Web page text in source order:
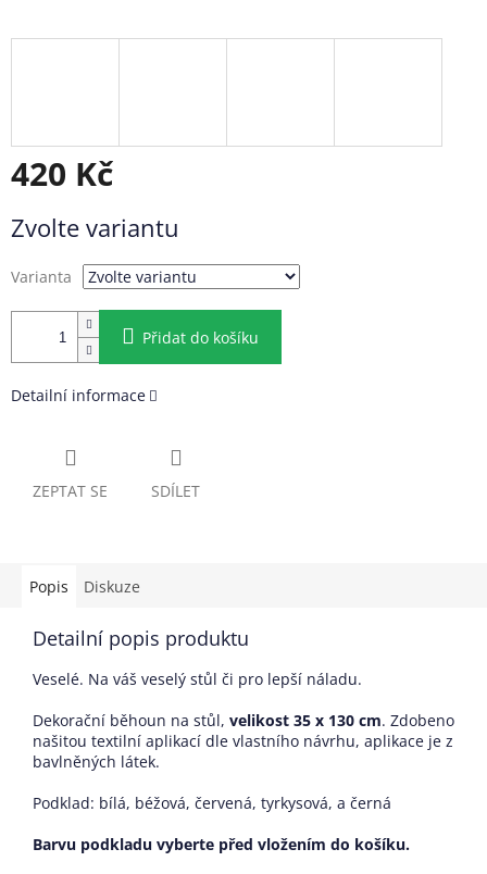
420 Kč
cena:
Zvolte variantu
Varianta
Přidat do košíku
Detailní informace
ZEPTAT SE SDÍLET
Popis Diskuze
Detailní popis produktu
Veselé. Na váš veselý stůl či pro lepší náladu.
Dekorační běhoun na stůl, velikost 35 x 130 cm. Zdobeno
našitou textilní aplikací dle vlastního návrhu, aplikace je z
bavlněných látek.
Podklad: bílá, béžová, červená, tyrkysová, a černá
Barvu podkladu vyberte před vložením do košíku.